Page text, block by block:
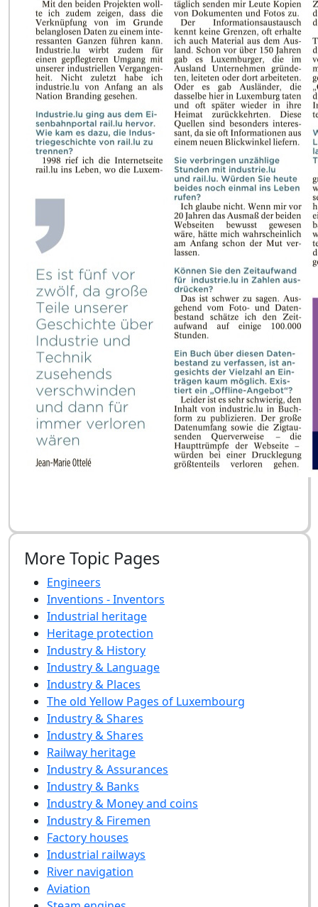
More Topic Pages
Engineers
Inventions - Inventors
Industrial heritage
Heritage protection
Industry & History
Industry & Language
Industry & Places
The old Yellow Pages of Luxembourg
Industry & Shares
Industry & Shares
Railway heritage
Industry & Assurances
Industry & Banks
Industry & Money and coins
Industry & Firemen
Factory houses
Industrial railways
River navigation
Aviation